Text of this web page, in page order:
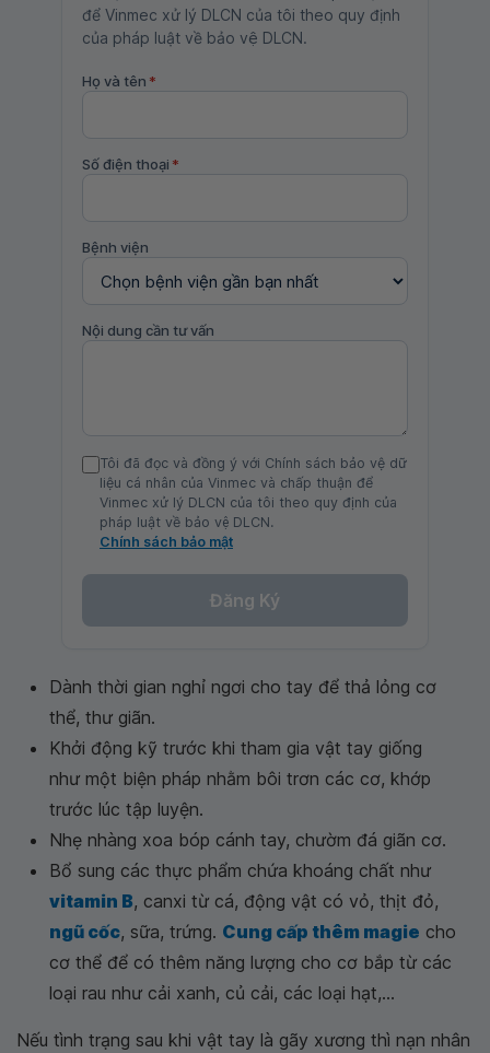
để Vinmec xử lý DLCN của tôi theo quy định
của pháp luật về bảo vệ DLCN.
Họ và tên *
Số điện thoại *
Bệnh viện
Nội dung cần tư vấn
Tôi đã đọc và đồng ý với Chính sách bảo vệ dữ
liệu cá nhân của Vinmec và chấp thuận để
Vinmec xử lý DLCN của tôi theo quy định của
pháp luật về bảo vệ DLCN.
Chính sách bảo mật
Đăng Ký
Dành thời gian nghỉ ngơi cho tay để thả lỏng cơ
thể, thư giãn.
Khởi động kỹ trước khi tham gia vật tay giống
như một biện pháp nhằm bôi trơn các cơ, khớp
trước lúc tập luyện.
Nhẹ nhàng xoa bóp cánh tay, chườm đá giãn cơ.
Bổ sung các thực phẩm chứa khoáng chất như
vitamin B, canxi từ cá, động vật có vỏ, thịt đỏ,
ngũ cốc, sữa, trứng. Cung cấp thêm magie cho
cơ thể để có thêm năng lượng cho cơ bắp từ các
loại rau như cải xanh, củ cải, các loại hạt,...
Nếu tình trạng sau khi vật tay là gãy xương thì nạn nhân